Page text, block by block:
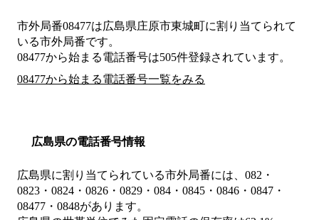
市外局番08477は広島県庄原市東城町に割り当てられて
いる市外局番です。
08477から始まる電話番号は505件登録されています。
08477から始まる電話番号一覧をみる
広島県の電話番号情報
広島県に割り当てられている市外局番には、082・
0823・0824・0826・0829・084・0845・0846・0847・
08477・0848があります。